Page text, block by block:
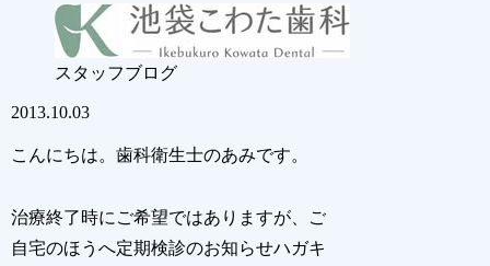
スタッフブログ
2013.10.03
こんにちは。歯科衛生士のあみです。
治療終了時にご希望ではありますが、ご
自宅のほうへ定期検診のお知らせハガキ